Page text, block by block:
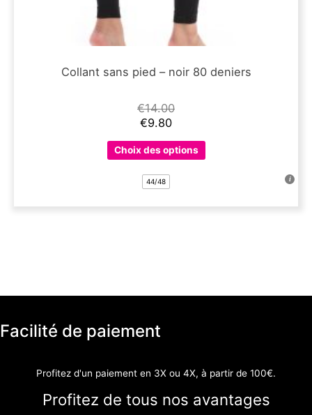
Collant sans pied – noir 80 deniers
€14.00
€9.80
Choix des options
Ce
produit
variations.
sur
44/48
Facilité de paiement
Profitez d'un paiement en 3X ou 4X, à partir de 100€.
Profitez de tous nos avantages